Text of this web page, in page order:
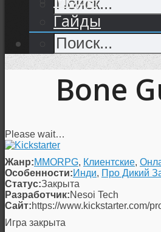
Гайды
Bone
Please wait…
Жанр:MMORPG, Клиентские,
Особенности:Инди, Про Дикий
Статус:Закрыта
Разработчик:Nesoi Tech
Сайт:https://www.kickstarter.com/
Игра закрыта